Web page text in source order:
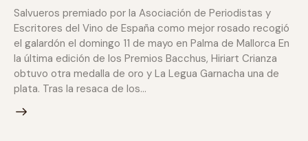
Salvueros premiado por la Asociación de Periodistas y
Escritores del Vino de España como mejor rosado recogió
el galardón el domingo 11 de mayo en Palma de Mallorca En
la última edición de los Premios Bacchus, Hiriart Crianza
obtuvo otra medalla de oro y La Legua Garnacha una de
plata. Tras la resaca de los…